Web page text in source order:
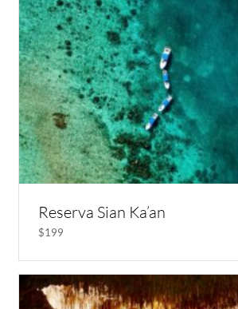
Reserva Sian Ka’an
$199